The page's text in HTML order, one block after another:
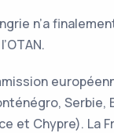
n’a
et Chypre). La